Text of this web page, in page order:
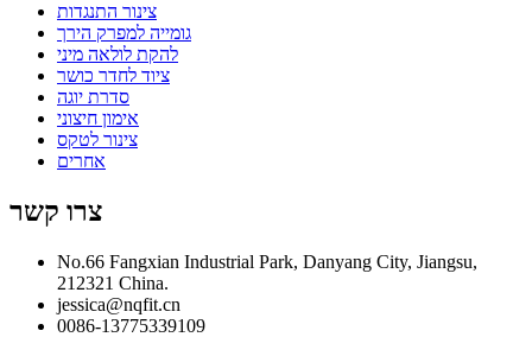
צינור התנגדות
גומייה למפרק הירך
להקת לולאה מיני
ציוד לחדר כושר
סדרת יוגה
אימון חיצוני
צינור לטקס
אחרים
צרו קשר
No.66 Fangxian Industrial Park, Danyang City, Jiangsu,
212321 China.
jessica@nqfit.cn
0086-13775339109